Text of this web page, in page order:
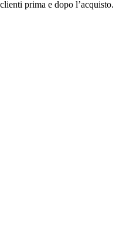
prima e dopo l’acquisto.